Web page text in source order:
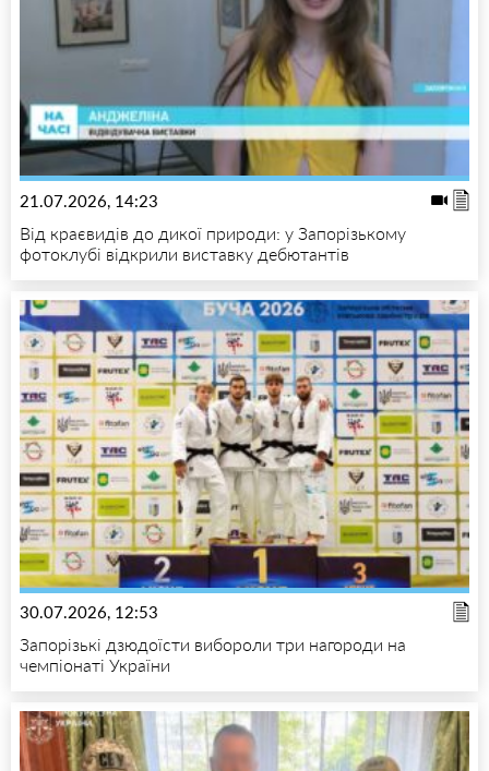
21.07.2026, 14:23
Від краєвидів до дикої природи: у Запорізькому
фотоклубі відкрили виставку дебютантів
30.07.2026, 12:53
Запорізькі дзюдоїсти вибороли три нагороди на
чемпіонаті України